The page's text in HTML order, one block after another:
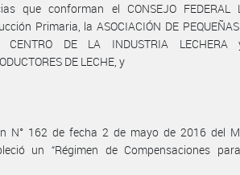
que conforman el CONSEJO FEDERAL
Primaria, la ASOCIACIÓN DE
CENTRO DE LA INDUSTRIA
DE LECHE, y
N° 162 de fecha 2 de mayo de 2016 del
un “Régimen de Compensaciones